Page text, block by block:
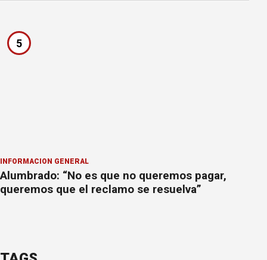
5
INFORMACION GENERAL
Alumbrado: “No es que no queremos pagar,
queremos que el reclamo se resuelva”